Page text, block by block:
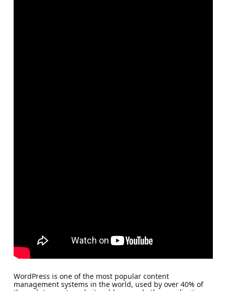
WordPress is one of the most popular content
management systems in the world, used by over 40% of